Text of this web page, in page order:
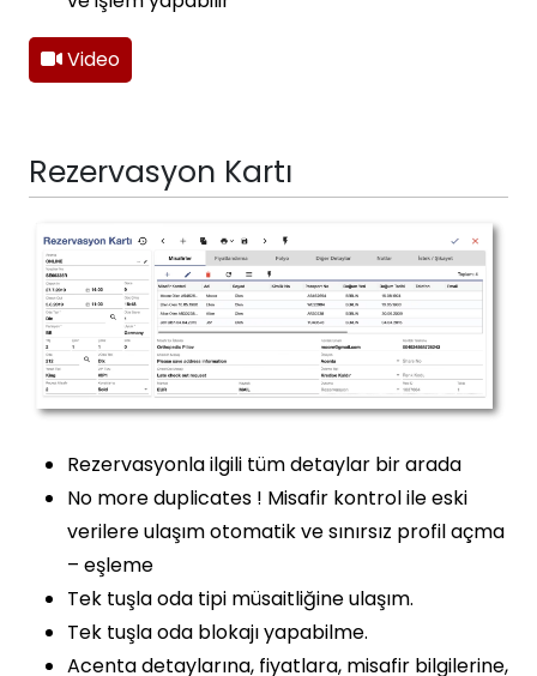
Video
Rezervasyon Kartı
Rezervasyonla ilgili tüm detaylar bir arada
No more duplicates ! Misafir kontrol ile eski
verilere ulaşım otomatik ve sınırsız profil açma
– eşleme
Tek tuşla oda tipi müsaitliğine ulaşım.
Tek tuşla oda blokajı yapabilme.
Acenta detaylarına, fiyatlara, misafir bilgilerine,